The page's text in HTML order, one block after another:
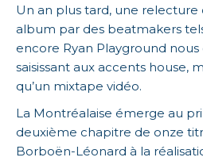
Un an plus tard, une
album par des beatmakers
encore Ryan Playground
saisissant aux accents house,
qu’un mixtape vidéo.
La Montréalaise émerge au
deuxième chapitre de onze
Borboën-Léonard à la